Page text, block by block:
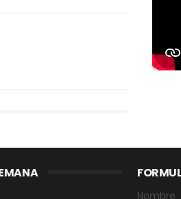
Nombre